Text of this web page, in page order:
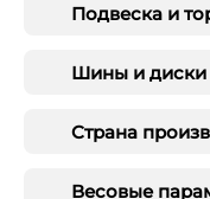
Подвеска и
Шины и диски
Страна
Весовые